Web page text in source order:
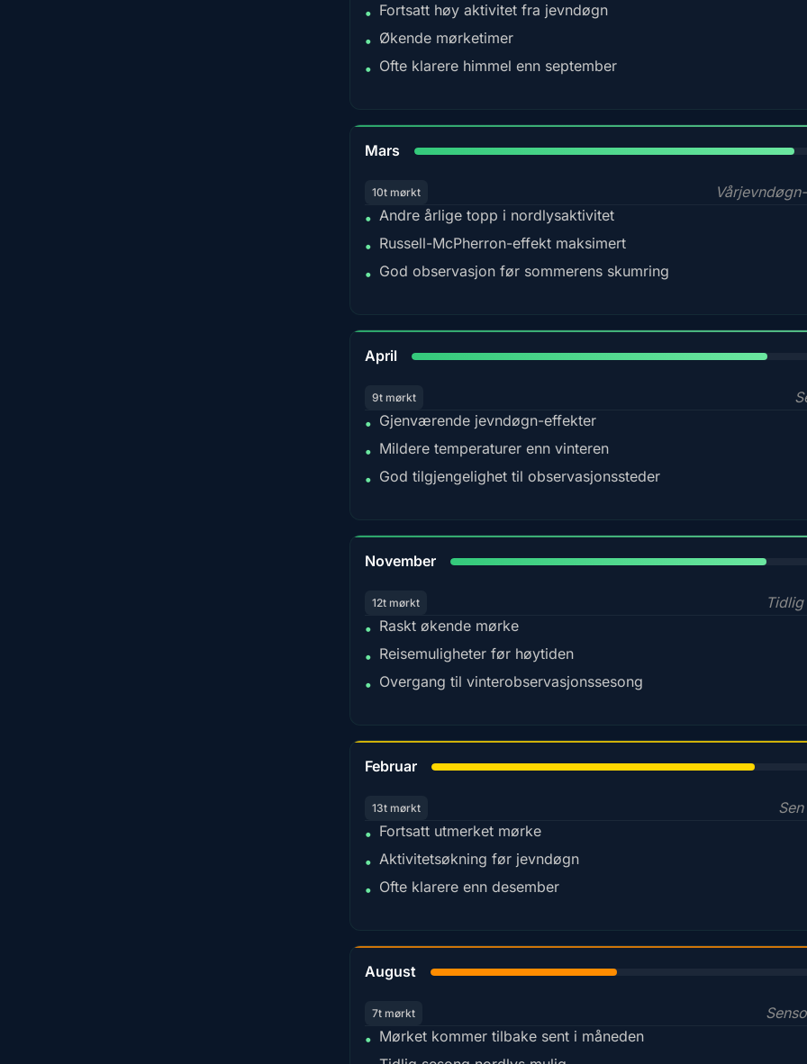
• Fortsatt høy aktivitet fra jevndøgn
• Økende mørketimer
• Ofte klarere himmel enn september
Mars
10t mørkt
• Andre årlige topp i nordlysaktivitet
• Russell-McPherron-effekt maksimert
• God observasjon før sommerens skumring
April
9t mørkt
• Gjenværende jevndøgn-effekter
• Mildere temperaturer enn vinteren
• God tilgjengelighet til observasjonssteder
November
12t mørkt
• Raskt økende mørke
• Reisemuligheter før høytiden
• Overgang til vinterobservasjonssesong
Februar
13t mørkt
• Fortsatt utmerket mørke
• Aktivitetsøkning før jevndøgn
• Ofte klarere enn desember
August
7t mørkt
• Mørket kommer tilbake sent i måneden